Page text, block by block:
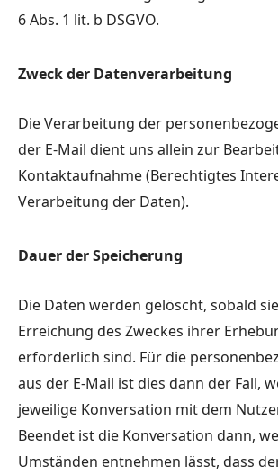
6 Abs. 1 lit. b DSGVO.
Zweck der Datenverarbeitung
Die Verarbeitung der
der E-Mail dient uns allein zur
Kontaktaufnahme (Berechtigtes
Verarbeitung der Daten).
Dauer der Speicherung
Die Daten werden gelöscht, sobald
Erreichung des Zweckes ihrer
erforderlich sind. Für die
aus der E-Mail ist dies dann der Fall,
jeweilige Konversation mit dem
Beendet ist die Konversation dann,
Umständen entnehmen lässt, dass